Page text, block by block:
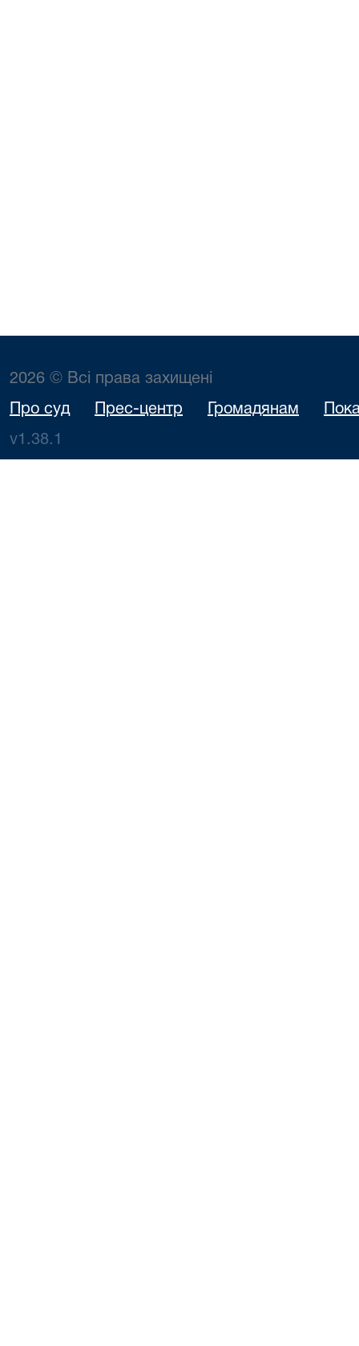
2026 © Всі права захищені
Про суд Прес-центр Громадянам
v1.38.1